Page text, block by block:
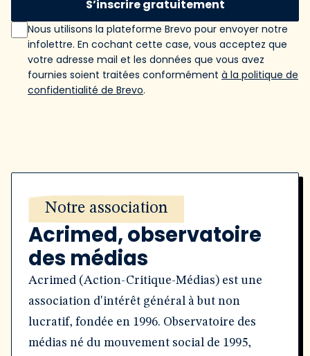
S’inscrire gratuitement
Nous utilisons la plateforme Brevo pour envoyer notre
infolettre. En cochant cette case, vous acceptez que
votre adresse mail et les données que vous avez
fournies soient traitées conformément à la politique de
confidentialité de Brevo.
Notre association
Acrimed, observatoire
des médias
Acrimed (Action-Critique-Médias) est une
association d'intérêt général à but non
lucratif, fondée en 1996. Observatoire des
médias né du mouvement social de 1995,